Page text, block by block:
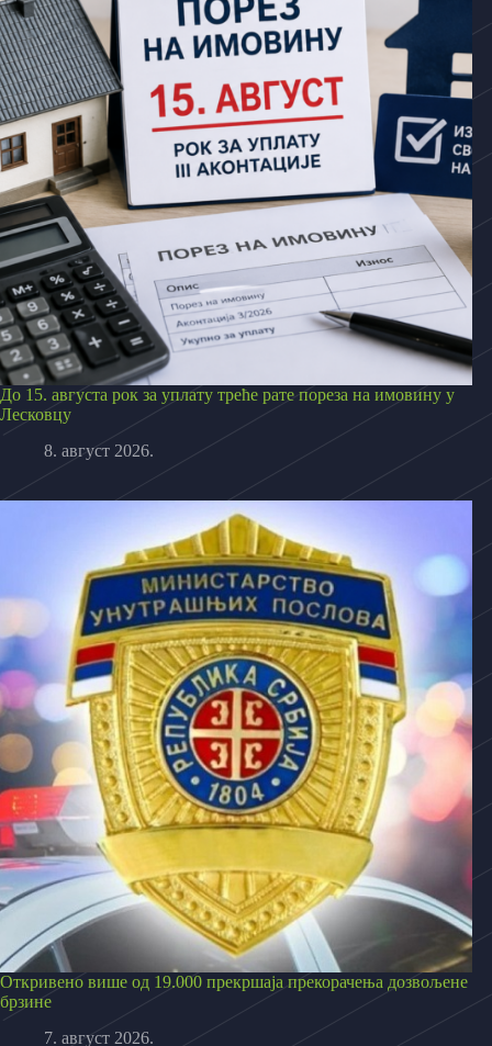
До 15. августа рок за уплату треће рате пореза на имовину у
Лесковцу
8. август 2026.
Откривено више од 19.000 прекршаја прекорачења дозвољене
брзине
7. август 2026.